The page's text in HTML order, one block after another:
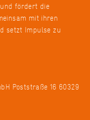
fördert die
mit ihren
setzt Impulse zu
Poststraße 16 60329